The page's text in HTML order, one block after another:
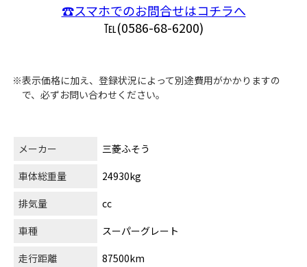
☎スマホでのお問合せはコチラへ
℡(0586-68-6200)
※表示価格に加え、登録状況によって別途費用がかかりますの
で、必ずお問い合わせください。
メーカー
三菱ふそう
車体総重量
24930kg
排気量
cc
車種
スーパーグレート
走行距離
87500km